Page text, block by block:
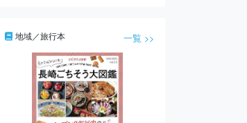
地域／旅行本 一覧 >>